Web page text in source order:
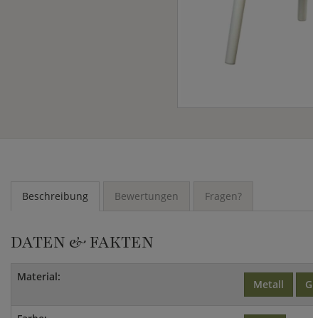
Beschreibung Bewertungen Fragen?
DATEN & FAKTEN
Material:
Metall